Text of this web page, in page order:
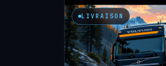
LIVRAISON